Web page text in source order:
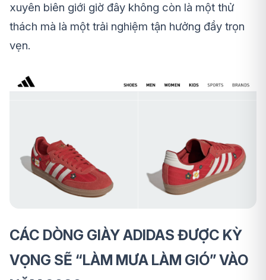
xuyên biên giới giờ đây không còn là một thử
thách mà là một trải nghiệm tận hưởng đầy trọn
vẹn.
CÁC DÒNG GIÀY ADIDAS ĐƯỢC KỲ
VỌNG SẼ “LÀM MƯA LÀM GIÓ” VÀO